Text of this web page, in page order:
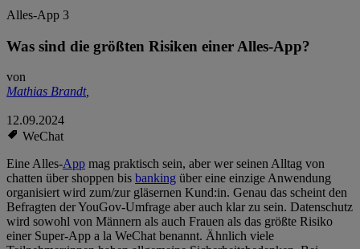
Alles-App 3
Was sind die größten Risiken einer Alles-App?
von
Mathias Brandt,
12.09.2024
WeChat
Eine Alles-App mag praktisch sein, aber wer seinen Alltag von
chatten über shoppen bis banking über eine einzige Anwendung
organisiert wird zum/zur gläsernen Kund:in. Genau das scheint den
Befragten der YouGov-Umfrage aber auch klar zu sein. Datenschutz
wird sowohl von Männern als auch Frauen als das größte Risiko
einer Super-App a la WeChat benannt. Ähnlich viele